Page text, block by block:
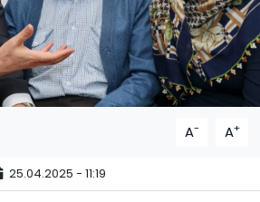
A- A+
25.04.2025 - 11:19